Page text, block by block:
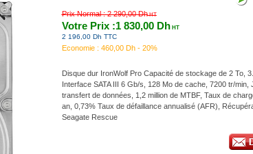
Prix Normal :2 290,00 DhHT
Votre Prix :1 830,00 Dh HT
2 196,00 Dh TTC
Economie : 460,00 Dh - 20%
Disque dur IronWolf Pro Capacité de stockage de 2 To,
Interface SATA III 6 Gb/s, 128 Mo de cache, 7200 tr/min,
transfert de données, 1,2 million de MTBF, Taux de
an, 0,73% Taux de défaillance annualisé (AFR),
Seagate Rescue